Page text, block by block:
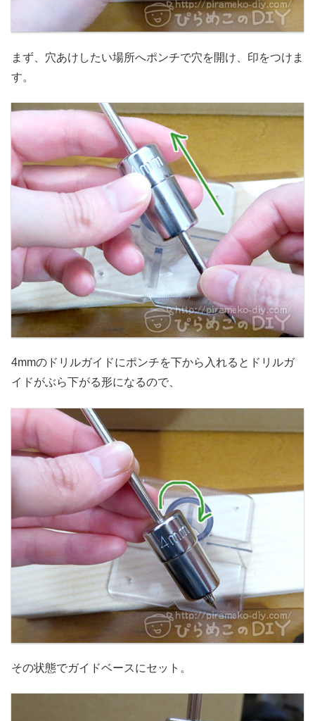
まず、穴あけしたい場所へポンチで穴を開け、印をつけま
す。
4mmのドリルガイドにポンチを下から入れるとドリルガ
イドがぶら下がる形になるので、
その状態でガイドベースにセット。